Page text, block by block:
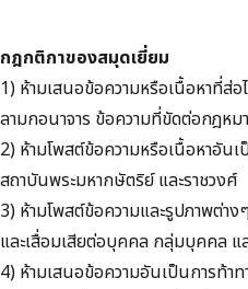
กฎกติกาของสมุดเยี่ยม
1) ห้ามเสนอข้อความหรือเนื้อหาที่ส่
ลามกอนาจาร ข้อความที่ขัดต่อกฎห
2) ห้ามโพสต์ข้อความหรือเนื้อหาอัน
สถาบันพระมหากษัตริย์ และราชวงศ์
3) ห้ามโพสต์ข้อความและรูปภาพต่า
และเสื่อมเสียต่อบุคคล กลุ่มบุคคล แ
4) ห้ามเสนอข้อความอันเป็นการท้าท